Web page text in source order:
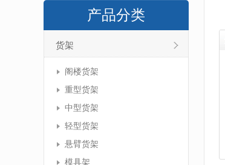
产品分类
货架
阁楼货架
重型货架
中型货架
轻型货架
悬臂货架
模具架